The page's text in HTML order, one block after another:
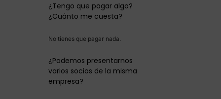
¿Tengo que pagar algo?
¿Cuánto me cuesta?
No tienes que pagar nada.
¿Podemos presentarnos
varios socios de la misma
empresa?